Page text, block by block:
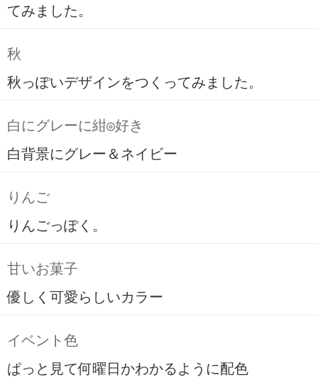
てみました。
秋
秋っぽいデザインをつくってみました。
白にグレーに紺◎好き
白背景にグレー＆ネイビー
りんご
りんごっぽく。
甘いお菓子
優しく可愛らしいカラー
イベント色
ぱっと見て何曜日かわかるように配色